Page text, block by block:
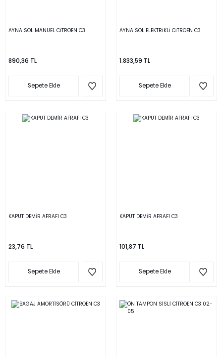
AYNA SOL MANUEL CİTROEN C3
890,36 TL
Sepete Ekle
AYNA SOL ELEKTRİKLİ CİTROEN C3
1.833,59 TL
Sepete Ekle
KAPUT DEMİR AFRAFI C3
23,76 TL
Sepete Ekle
KAPUT DEMİR AFRAFI C3
101,87 TL
Sepete Ekle